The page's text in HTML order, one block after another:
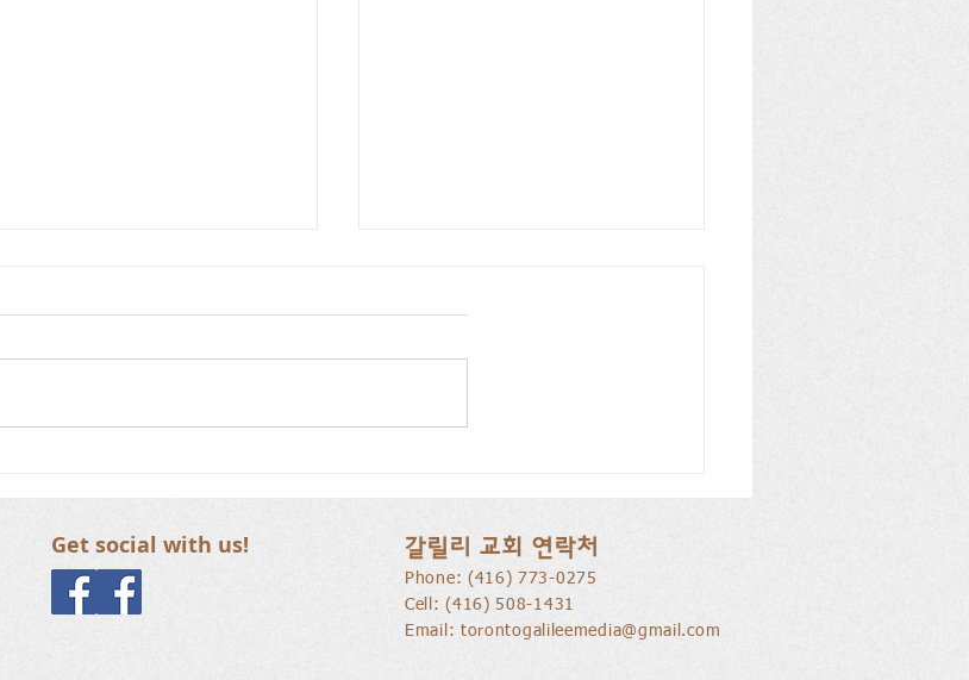
새로운 가치를 세워가는 신앙
공동체
Get social with us! 갈릴리 교회 연락처
Phone: ​(416) 773-0275
Cell: (416) 508-1431
Email: torontogalileemedia@gmail.com